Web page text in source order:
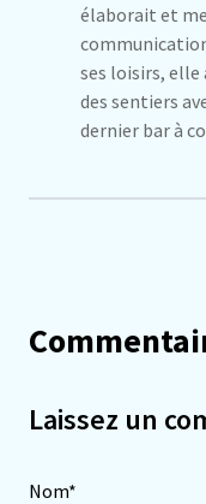
élaborait et
ses loisirs,
des sentiers
dernier bar à
Laissez un
Nom*